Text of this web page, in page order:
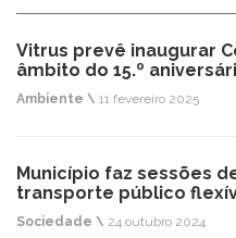
Vitrus prevê inaugurar
âmbito do 15.º
Ambiente \ 11 fevereiro 2025
Município faz sessões
transporte público
Sociedade \ 24 outubro 2024